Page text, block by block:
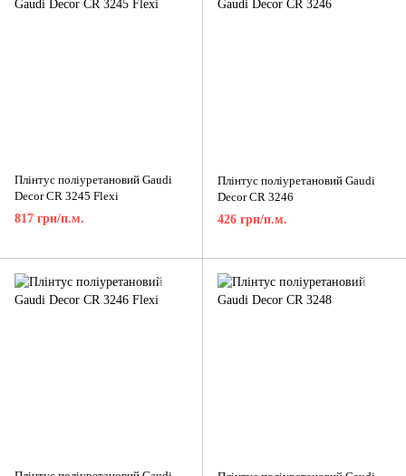
Плінтус поліуретановий Gaudi
Decor CR 3245 Flexi
817 грн/п.м.
Плінтус поліуретановий Gaudi
Decor CR 3246
426 грн/п.м.